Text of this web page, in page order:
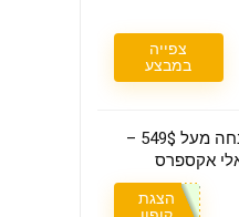
צפייה
במבצע
קופון 85$ הנחה מעל 549$ –
הצגת